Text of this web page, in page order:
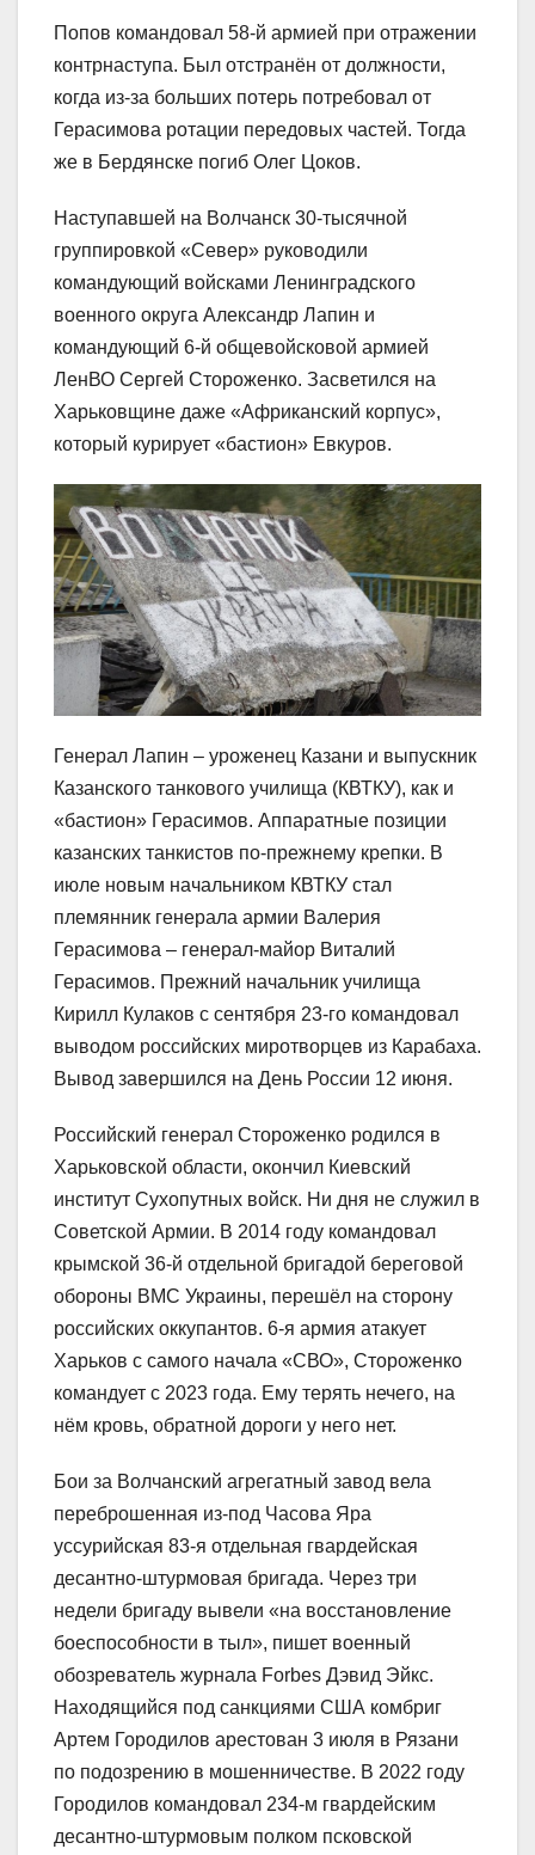
Попов командовал 58-й армией при отражении
контрнаступа. Был отстранён от должности,
когда из-за больших потерь потребовал от
Герасимова ротации передовых частей. Тогда
же в Бердянске погиб Олег Цоков.
Наступавшей на Волчанск 30-тысячной
группировкой «Север» руководили
командующий войсками Ленинградского
военного округа Александр Лапин и
командующий 6-й общевойсковой армией
ЛенВО Сергей Стороженко. Засветился на
Харьковщине даже «Африканский корпус»,
который курирует «бастион» Евкуров.
Генерал Лапин – уроженец Казани и выпускник
Казанского танкового училища (КВТКУ), как и
«бастион» Герасимов. Аппаратные позиции
казанских танкистов по-прежнему крепки. В
июле новым начальником КВТКУ стал
племянник генерала армии Валерия
Герасимова – генерал-майор Виталий
Герасимов. Прежний начальник училища
Кирилл Кулаков с сентября 23-го командовал
выводом российских миротворцев из Карабаха.
Вывод завершился на День России 12 июня.
Российский генерал Стороженко родился в
Харьковской области, окончил Киевский
институт Сухопутных войск. Ни дня не служил в
Советской Армии. В 2014 году командовал
крымской 36-й отдельной бригадой береговой
обороны ВМС Украины, перешёл на сторону
российских оккупантов. 6-я армия атакует
Харьков с самого начала «СВО», Стороженко
командует с 2023 года. Ему терять нечего, на
нём кровь, обратной дороги у него нет.
Бои за Волчанский агрегатный завод вела
переброшенная из-под Часова Яра
уссурийская 83-я отдельная гвардейская
десантно-штурмовая бригада. Через три
недели бригаду вывели «на восстановление
боеспособности в тыл», пишет военный
обозреватель журнала Forbes Дэвид Эйкс.
Находящийся под санкциями США комбриг
Артем Городилов арестован 3 июля в Рязани
по подозрению в мошенничестве. В 2022 году
Городилов командовал 234-м гвардейским
десантно-штурмовым полком псковской